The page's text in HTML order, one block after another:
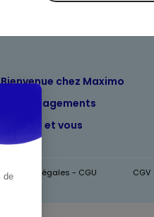
Bienvenue chez Maximo
Nos engagements
Maximo et vous
Mentions légales - CGU CGV